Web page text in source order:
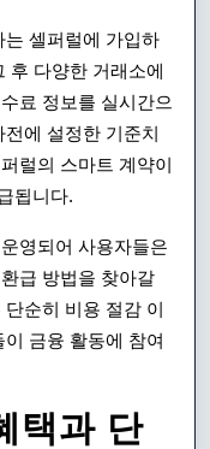
셀퍼럴에 가입하
후 다양한 거래소에
료 정보를 실시간으
에 설정한 기준치
럴의 스마트 계약이
됩니다.
영되어 사용자들은
급 방법을 찾아갈
순히 비용 절감 이
금융 활동에 참여
택과 단